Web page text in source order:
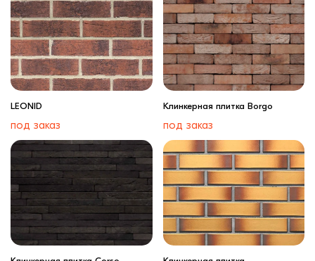
LEONID
под заказ
Клинкерная плитка Borgo
под заказ